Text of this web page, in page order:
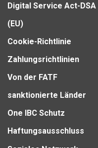
Digital Service Act-DSA
(EU)
Cookie-Richtlinie
Zahlungsrichtlinien
Von der FATF
sanktionierte Länder
One IBC Schutz
Haftungsausschluss